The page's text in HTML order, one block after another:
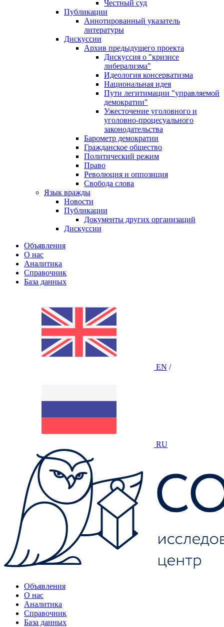
Честный суд
Публикации
Аннотированный указатель
литературы
Дискуссии
Архив предыдущего проекта
Дискуссия о "кризисе
либерализма"
Идеология консерватизма
Национальная идея
Пути легитимации "управляемой
демократии"
Ужесточение уголовного и
уголовно-процесуального
законодательства
Барометр демократии
Гражданское общество
Политический режим
Право
Революция и оппозиция
Свобода слова
Язык вражды
Новости
Публикации
Документы других организаций
Дискуссии
Объявления
О нас
Аналитика
Справочник
База данных
EN /
RU
Объявления
О нас
Аналитика
Справочник
База данных